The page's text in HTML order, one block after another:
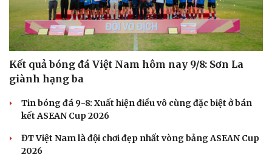
Dinh dưỡng - món ngon
Cây thuốc
Sản phụ khoa
Nhi khoa
Nam khoa
Làm đẹp - giảm cân
Phòng mạch online
Ăn sạch sống khỏe
Nhà đẹp
Blog
Tình yêu - Gia đình
Kết quả bóng đá Việt Nam hôm nay 9/8: Sơn La
giành hạng ba
Tin bóng đá 9-8: Xuất hiện điều vô cùng đặc biệt ở bán
kết ASEAN Cup 2026
ĐT Việt Nam là đội chơi đẹp nhất vòng bảng ASEAN Cup
2026